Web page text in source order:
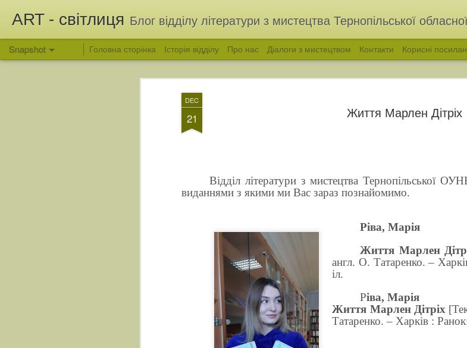
DEC
21 Життя Марлен Дітріх
Відділ літератури з мистецтва Тернопільської
виданнями з якими ми Вас зараз познайомимо.
Ріва, Марія
Життя Марлен
англ. О. Татаренко. –
іл.
Ріва, Марія
Життя Марлен Дітріх
Татаренко. – Харків :
ART - світлиця Блог відділу літератури з мистецтва Тернопільської
Snapshot Головна сторінка Історія відділу Про нас Діалоги з мистецтвом Контакти Корисні